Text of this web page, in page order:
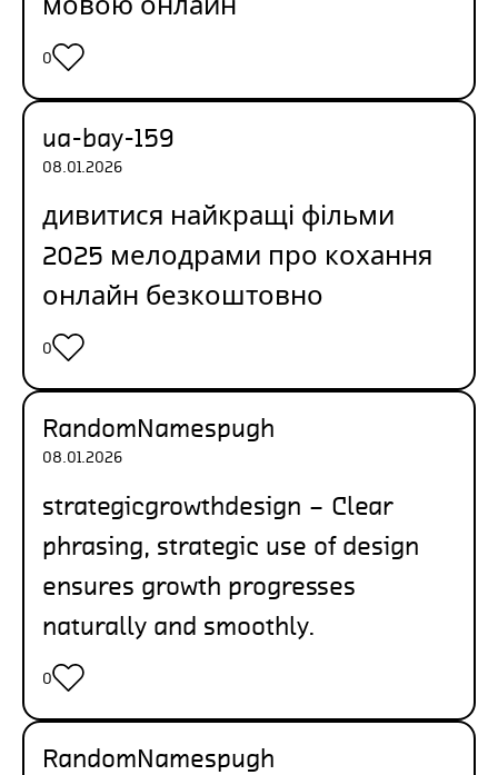
0
ua-bay-159
08.01.2026
дивитися найкращі фільми
2025 мелодрами про кохання
онлайн безкоштовно
0
RandomNamespugh
08.01.2026
strategicgrowthdesign – Clear
phrasing, strategic use of design
ensures growth progresses
naturally and smoothly.
0
RandomNamespugh